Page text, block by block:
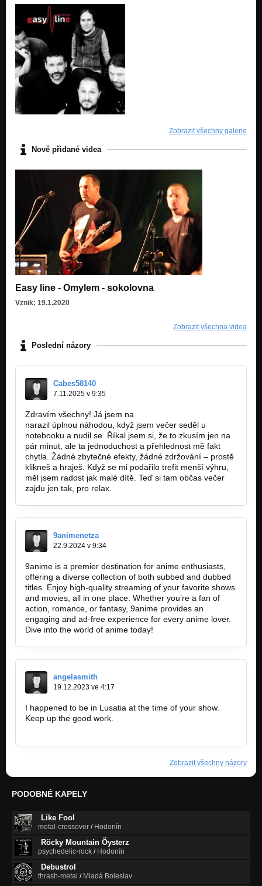
Zobrazit všechny galerie
Nově přidané videa
Easy line - Omylem - sokolovna
Vznik: 19.1.2020
Zobrazit všechna videa
Poslední názory
Cabes58140
7.11.2025 v 9:35
Zdravím všechny! Já jsem na
narazil úplnou náhodou, když jsem večer seděl u
notebooku a nudil se. Říkal jsem si, že to zkusím jen na
pár minut, ale ta jednoduchost a přehlednost mě fakt
chytla. Žádné zbytečné efekty, žádné zdržování – prostě
klikneš a hraješ. Když se mi podařilo trefit menší výhru,
měl jsem radost jak malé dítě. Teď si tam občas večer
zajdu jen tak, pro relax.
9animenetza
22.9.2024 v 9:34
9anime is a premier destination for anime enthusiasts,
offering a diverse collection of both subbed and dubbed
titles. Enjoy high-quality streaming of your favorite shows
and movies, all in one place. Whether you’re a fan of
action, romance, or fantasy, 9anime provides an
engaging and ad-free experience for every anime lover.
Dive into the world of anime today!
angelasmith
19.12.2023 ve 4:17
I happened to be in Lusatia at the time of your show.
Keep up the good work.
Zobrazit všechny názory
PODOBNÉ KAPELY
Like Fool
metal-crossover / Hodonín
Röcky Mountain Öysterz
psychedelic-rock / Hodonín
Debustrol
thrash-metal / Mladá Boleslav